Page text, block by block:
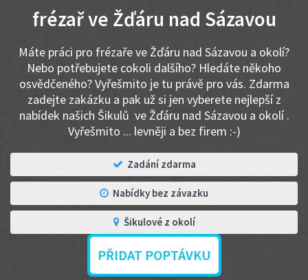
frézař ve Žďáru nad Sázavou
Máte práci pro frézaře ve Žďáru nad Sázavou a okolí?
Nebo potřebujete cokoli dalšího? Hledáte někoho
osvědčeného? Vyřešmito je tu právě pro vás. Zdarma
zadejte zakázku a pak už si jen vyberete nejlepší z
nabídek našich Šikulů ve Žďáru nad Sázavou a okolí .
Vyřešmito ... levněji a bez firem :-)
Zadání zdarma
Nabídky bez závazku
Šikulové z okolí
PŘIDAT POPTÁVKU